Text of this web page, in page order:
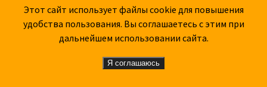
753 0
6.08.1945 - Американцы сбросили
Этот сайт использует файлы cookie для повышения
удобства пользования. Вы соглашаетесь с этим при
дальнейшем использовании сайта.
Я соглашаюсь